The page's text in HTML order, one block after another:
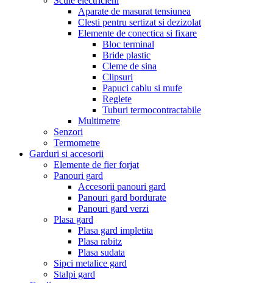
Aparate de masurat tensiunea
Clesti pentru sertizat si dezizolat
Elemente de conectica si fixare
Bloc terminal
Bride plastic
Cleme de sina
Clipsuri
Papuci cablu si mufe
Reglete
Tuburi termocontractabile
Multimetre
Senzori
Termometre
Garduri si accesorii
Elemente de fier forjat
Panouri gard
Accesorii panouri gard
Panouri gard bordurate
Panouri gard verzi
Plasa gard
Plasa gard impletita
Plasa rabitz
Plasa sudata
Sipci metalice gard
Stalpi gard